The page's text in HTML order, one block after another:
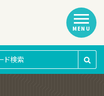
MENU